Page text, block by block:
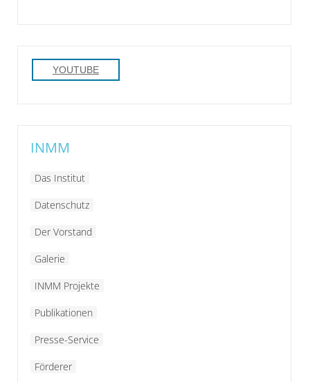
YOUTUBE
INMM
Das Institut
Datenschutz
Der Vorstand
Galerie
INMM Projekte
Publikationen
Presse-Service
Förderer